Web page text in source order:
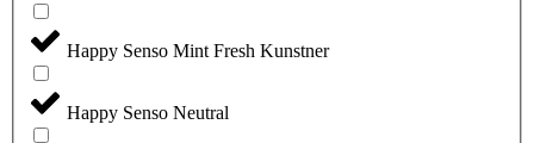
Happy Senso Mint Fresh Kunstner
Happy Senso Neutral